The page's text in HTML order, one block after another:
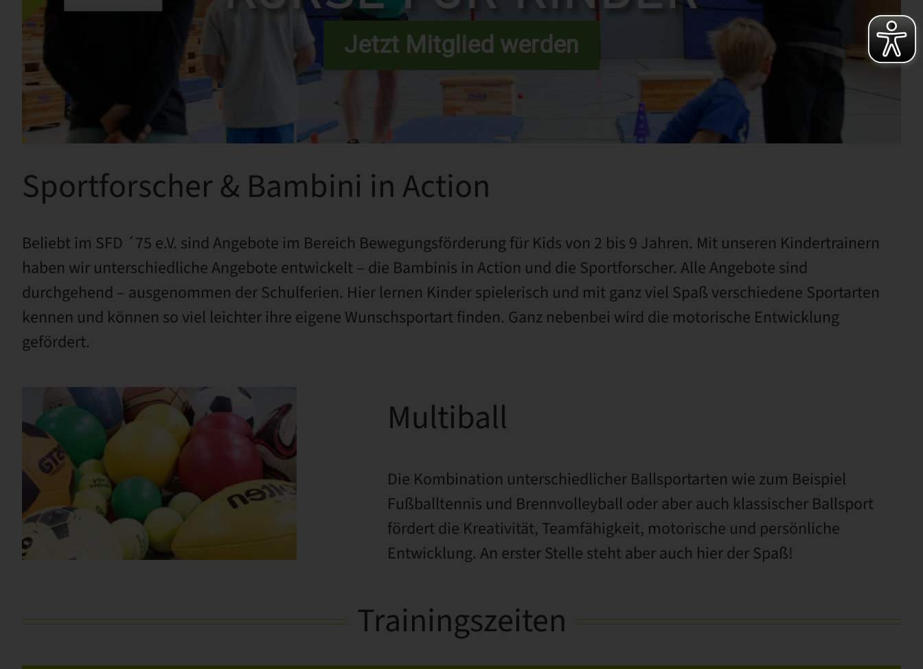
Jetzt Mitglied werden
Sportforscher & Bambini in Action
Beliebt im SFD ´75 e.V. sind Angebote im Bereich Bewegungsförderung für Kids von 2 bis 9 Jahren. Mit unseren Kindertrainern
haben wir unterschiedliche Angebote entwickelt – die Bambinis in Action und die Sportforscher. Alle Angebote sind
durchgehend – ausgenommen der Schulferien. Hier lernen Kinder spielerisch und mit ganz viel Spaß verschiedene Sportarten
kennen und können so viel leichter ihre eigene Wunschsportart finden. Ganz nebenbei wird die motorische Entwicklung
gefördert.
Multiball
Die Kombination unterschiedlicher Ballsportarten wie zum Beispiel
Fußballtennis und Brennvolleyball oder aber auch klassischer Ballsport
fördert die Kreativität, Teamfähigkeit, motorische und persönliche
Entwicklung. An erster Stelle steht aber auch hier der Spaß!
Trainingszeiten